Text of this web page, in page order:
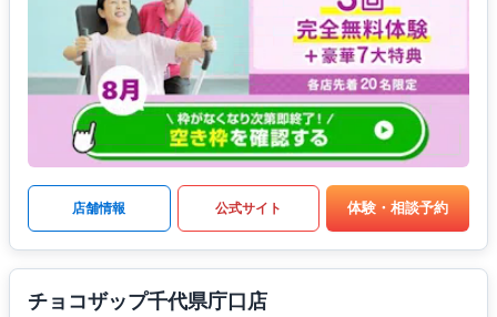
店舗情報 公式サイト 体験・相談予約
チョコザップ千代県庁口店